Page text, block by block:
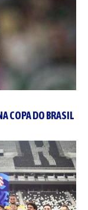
COPA DO BRASIL